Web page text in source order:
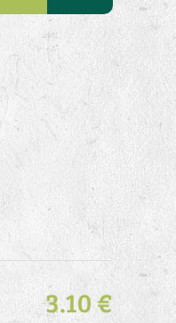
3.10 €